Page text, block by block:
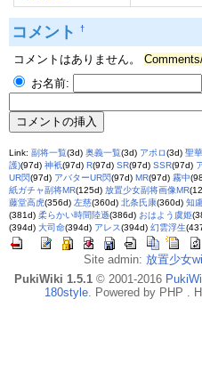
コメント †
コメントはありません。
お名前:
Link: 副将一覧(3d) 奥義一覧(3d) アポロ(3d) 聖
護)(97d) 神衹(97d) R(97d) SR(97d) SSR(97d)
UR閃(97d) アバターUR閃(97d) MR(97d) 霧中
紙ガチャ副将MR(125d) 放置少女副将画像MR
藤堂高虎(356d) 左慈(360d) 北条氏康(360d) 知
(381d) 柔らかい時間陸遜(386d) おはよう虞姫
(394d) 大司命(394d) アレス(394d) 幻雲浮生
Site admin: 放置少女
PukiWiki 1.5.1© 2001-2016
180style . Powered by PHP .